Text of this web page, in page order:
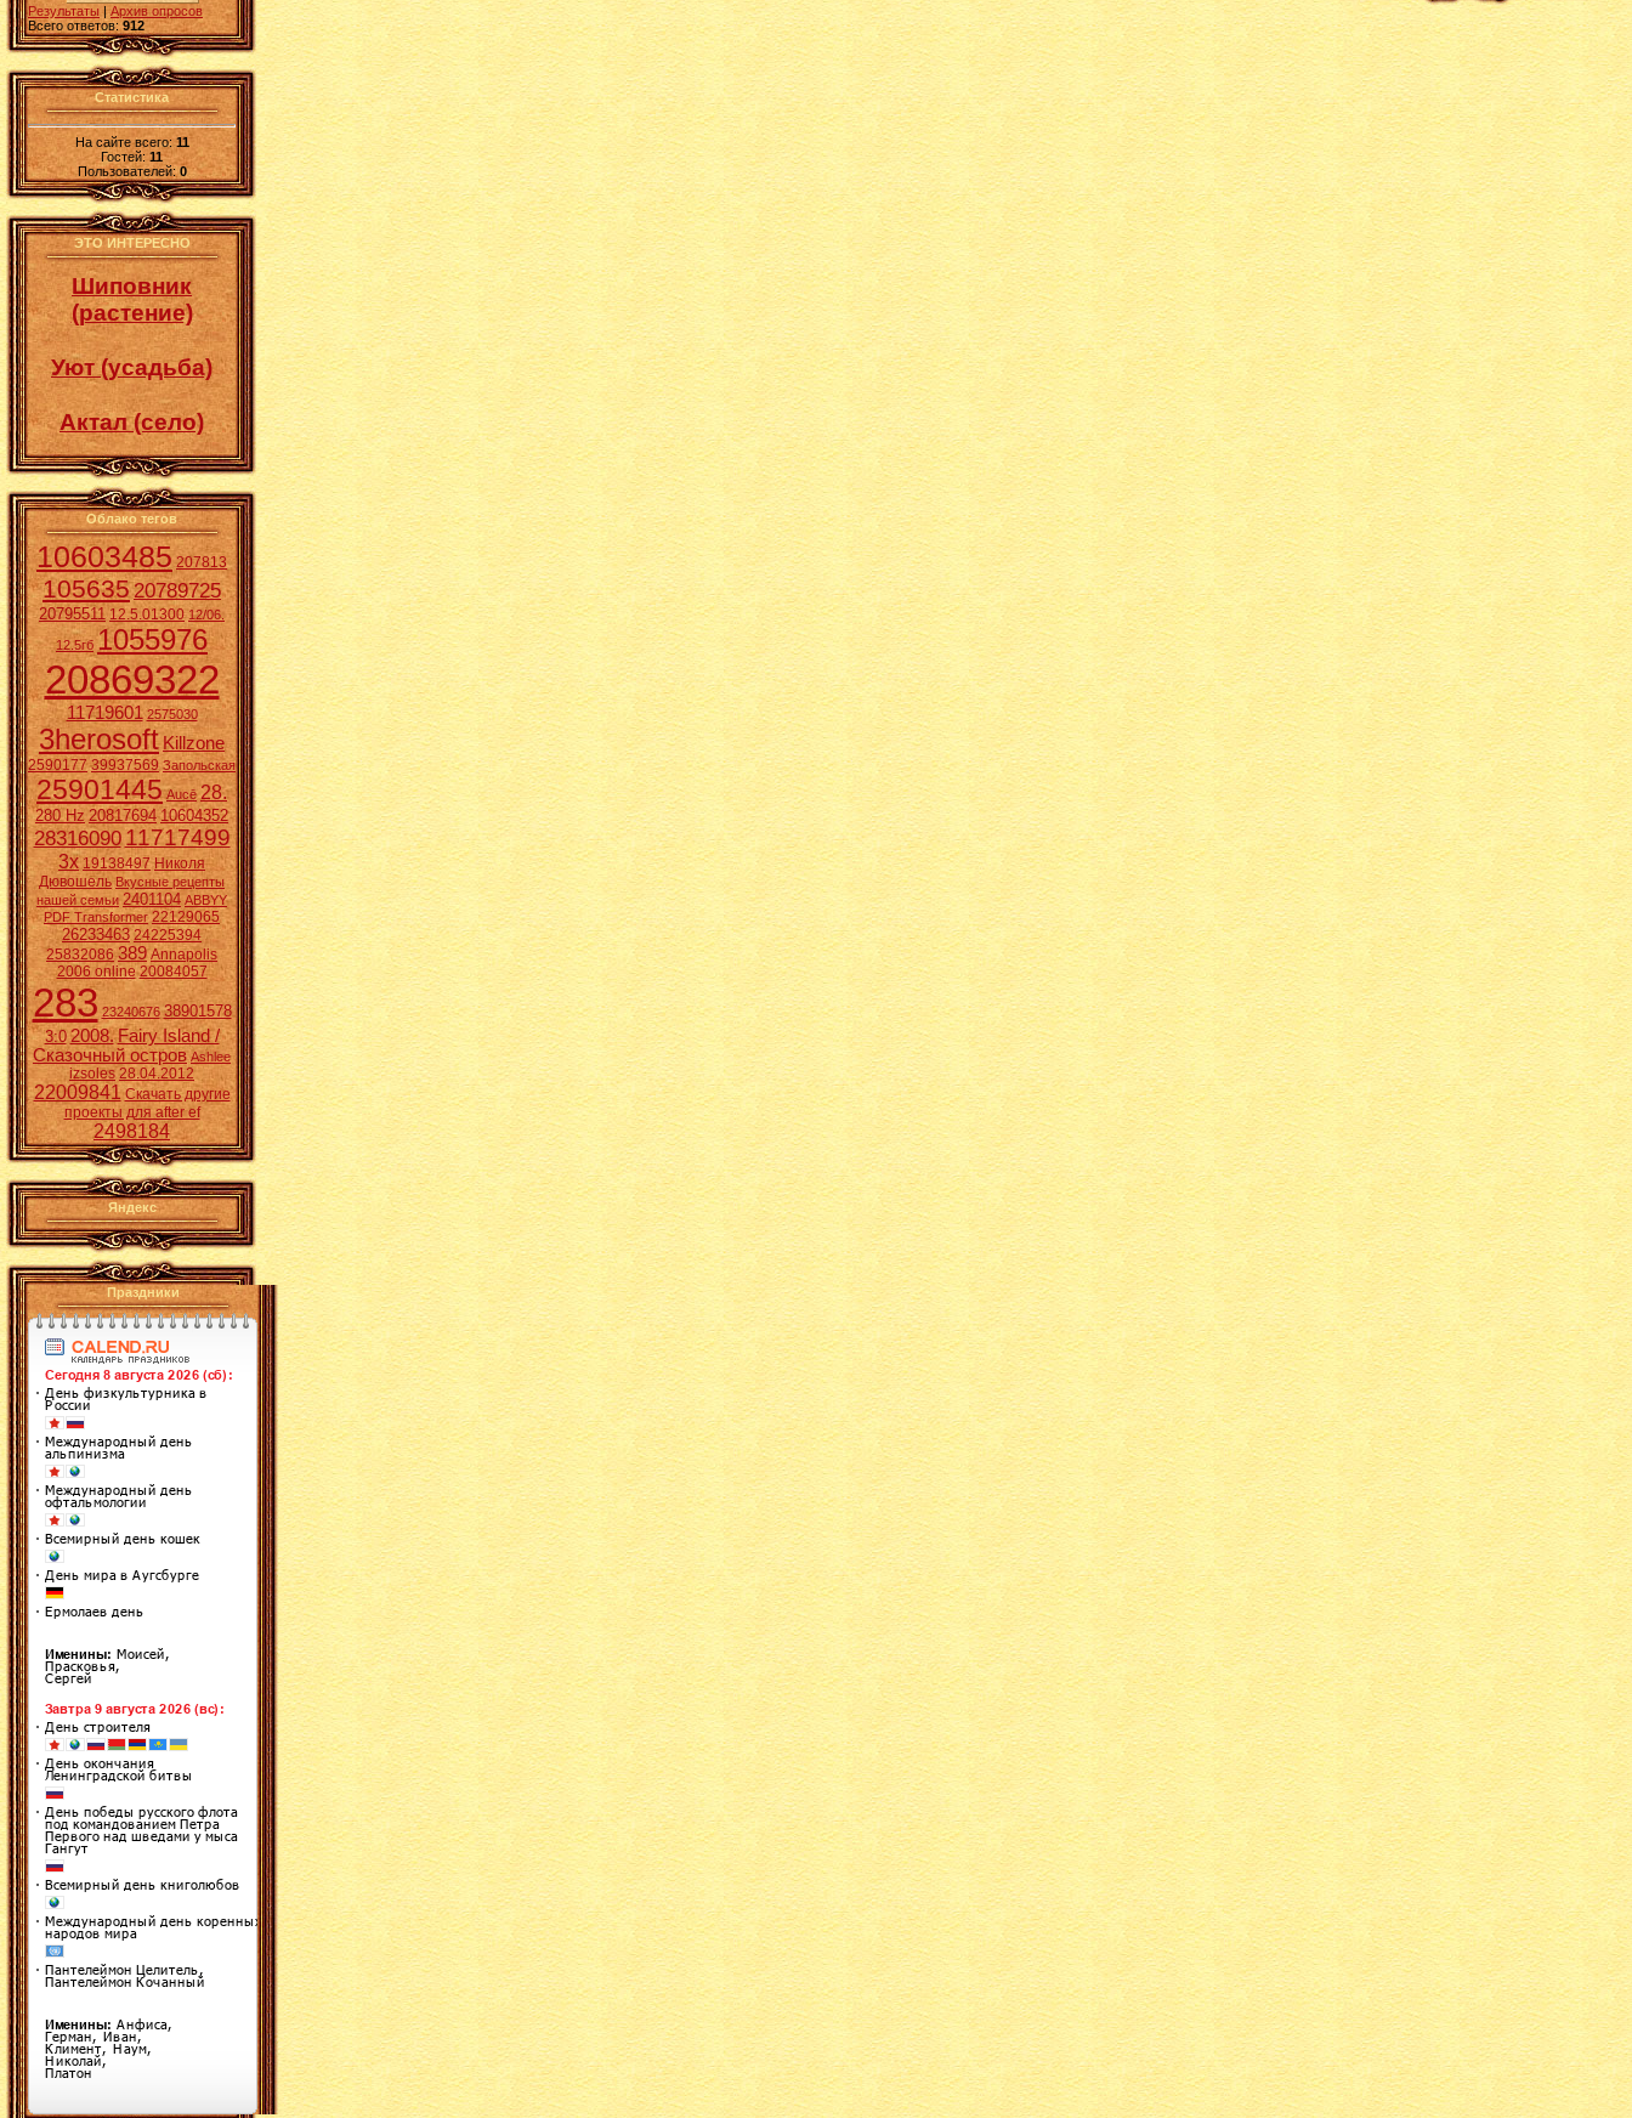
Результаты |Архив опросов
Всего ответов: 912
Статистика
На сайте всего:11
Гостей: 11
Пользователей: 0
ЭТО ИНТЕРЕСНО
Шиповник
(растение)
Уют (усадьба)
Актал (село)
Облако тегов
10603485 207813
10563520789725
20795511 12.5.01300 12/06.
12.5гб 1055976
20869322
11719601 2575030
3herosoft Killzone
2590177 39937569 Запольская
25901445 Aucē 28.
280 Hz 20817694 10604352
2831609011717499
3x 19138497 Николя
Дювошель Вкусные рецепты
нашей семьи 2401104 ABBYY
PDF Transformer 22129065
26233463 24225394
25832086 389 Annapolis
2006 online 20084057
283 23240676 38901578
3:0 2008. Fairy Island /
Сказочный остров Ashlee
izsoles 28.04.2012
22009841 Скачать другие
проекты для after ef
2498184
Яндекс
Праздники